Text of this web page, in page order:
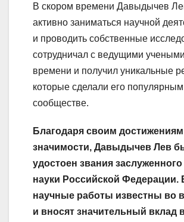
В скором времени Давыдычев
активно заниматься научной
и проводить собственные
сотрудничал с ведущими
времени и получил уникальные
которые сделали его
сообществе.
Благодаря своим
значимости, Давыдычев Лев
удостоен звания заслуженного
науки Российской Федерации.
научные работы известны во
и вносят значительный вклад